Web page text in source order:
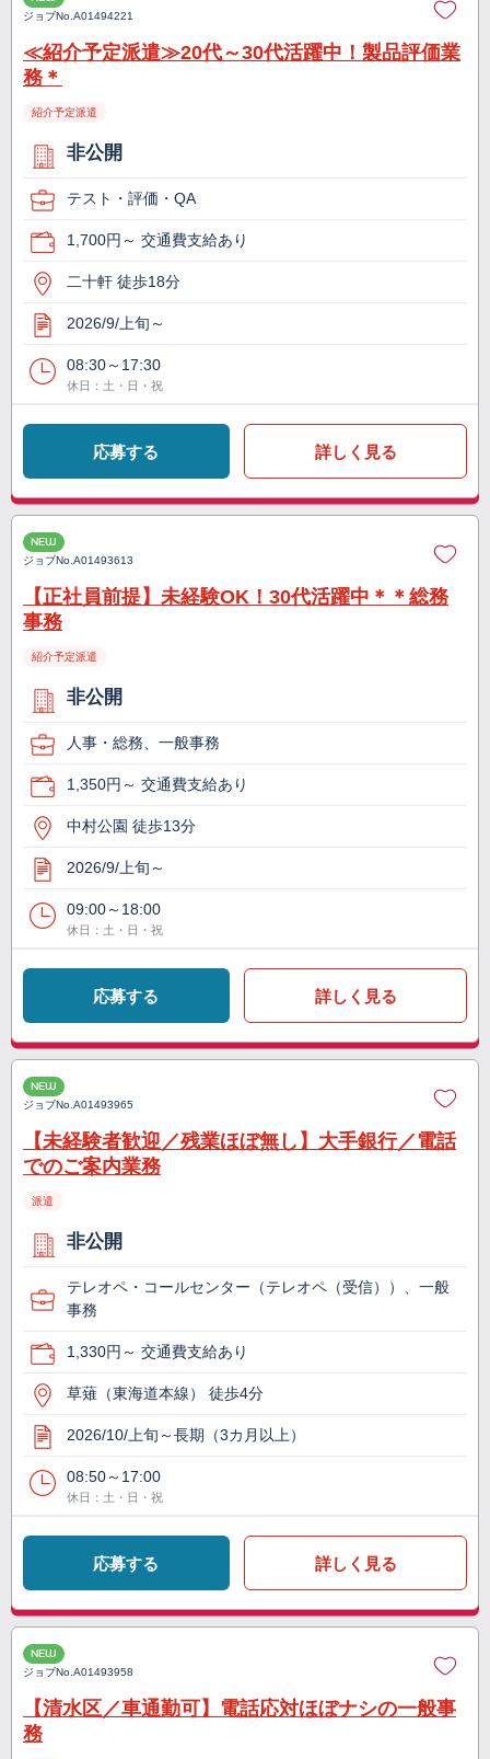
ジョブNo.A01494221
≪紹介予定派遣≫20代～30代活躍中！製品評価業
務＊
紹介予定派遣
非公開
テスト・評価・QA
1,700円～ 交通費支給あり
二十軒 徒歩18分
2026/9/上旬～
08:30～17:30
休日：土・日・祝
応募する 詳しく見る
NEW
ジョブNo.A01493613
【正社員前提】未経験OK！30代活躍中＊＊総務
事務
紹介予定派遣
非公開
人事・総務、一般事務
1,350円～ 交通費支給あり
中村公園 徒歩13分
2026/9/上旬～
09:00～18:00
休日：土・日・祝
応募する 詳しく見る
NEW
ジョブNo.A01493965
【未経験者歓迎／残業ほぼ無し】大手銀行／電話
でのご案内業務
派遣
非公開
テレオペ・コールセンター（テレオペ（受信））、一般
事務
1,330円～ 交通費支給あり
草薙（東海道本線） 徒歩4分
2026/10/上旬～長期（3カ月以上）
08:50～17:00
休日：土・日・祝
応募する 詳しく見る
NEW
ジョブNo.A01493958
【清水区／車通勤可】電話応対ほぼナシの一般事
務